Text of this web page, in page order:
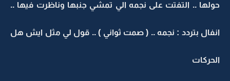
حولها .. التفتت على نجمه الي تمشي جنبها وناظرت فيها ..
انفال بتردد : نجمه .. ( صمت ثواني ) .. قول لي مثل ايش هل
الحركات